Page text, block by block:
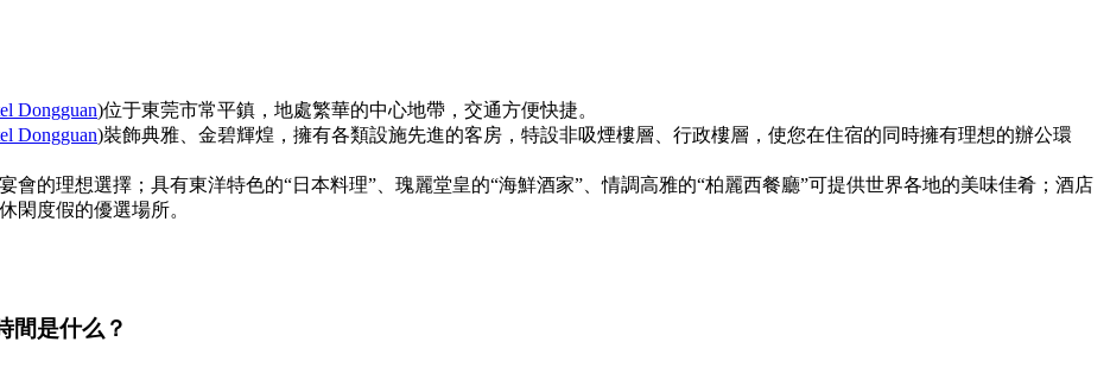
Dongguan)位于東莞市常平鎮，地處繁華的中心地帶，交通方便快捷。
Dongguan)裝飾典雅、金碧輝煌，擁有各類設施先進的客房，特設非吸煙樓層、行政樓層，使您在住宿的同時擁有理想的辦公環
理想選擇；具有東洋特色的“日本料理”、瑰麗堂皇的“海鮮酒家”、情調高雅的“柏麗西餐廳”可提供世界各地的美味佳肴；酒店
閑度假的優選場所。
間是什么？